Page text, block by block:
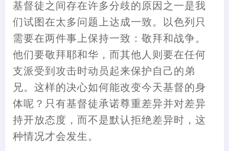
基督徒之间存在许多分歧的原因之一是我
们试图在太多问题上达成一致。以色列只
需要在两件事上保持一致：敬拜和战争。
他们要敬拜耶和华，而其他人则要在任何
支派受到攻击时动员起来保护自己的弟
兄。这样的决心如何能改变今天基督的身
体呢？只有基督徒承诺尊重差异并对差异
持开放态度，而不是默认拒绝差异时，这
种情况才会发生。